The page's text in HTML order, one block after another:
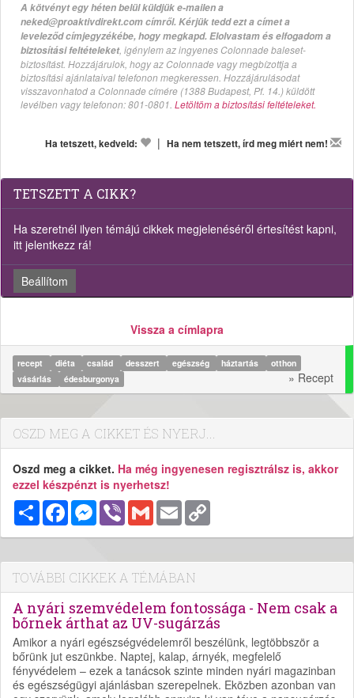
A kötvényt egy héten belül küldjük e-mailen a
neked@proaktivdirekt.com címről. Kérjük tedd ezt a címet a
leveleződ címjegyzékébe, hogy megkapd. Elolvastam és elfogadom a
biztosítási feltételeket, igénylem az ingyenes Colonnade baleset-
biztosítást. Hozzájárulok, hogy az Colonnade vagy megbízottja a
biztosítási ajánlataival telefonon megkeressen. Hozzájárulásodat
visszavonhatod a Colonnade címére (1388 Budapest, Pf. 14.) küldött
levélben vagy telefonon: 801-0801. Letöltöm a biztosítási feltételeket.
Ha tetszett, kedveld: | Ha nem tetszett, írd meg miért nem!
TETSZETT A CIKK?
Ha szeretnél ilyen témájú cikkek megjelenéséről értesítést kapni,
itt jelentkezz rá!
Beállítom
Vissza a címlapra
recept diéta család desszert egészség háztartás
otthon
vásárlás
édesburgonya » Recept
OSZD MEG A CIKKET ÉS NYERJ...
Oszd meg a cikket. Ha még ingyenesen regisztrálsz is, akkor
ezzel készpénzt is nyerhetsz!
MegosztásFacebookMessenger
Viber Gmail Email
TOVÁBBI CIKKEK A TÉMÁBAN
A nyári szemvédelem fontossága - Nem csak a
bőrnek árthat az UV-sugárzás
Amikor a nyári egészségvédelemről beszélünk, legtöbbször a
bőrünk jut eszünkbe. Naptej, kalap, árnyék, megfelelő
fényvédelem – ezek a tanácsok szinte minden nyári magazinban
és egészségügyi ajánlásban szerepelnek. Eközben azonban van